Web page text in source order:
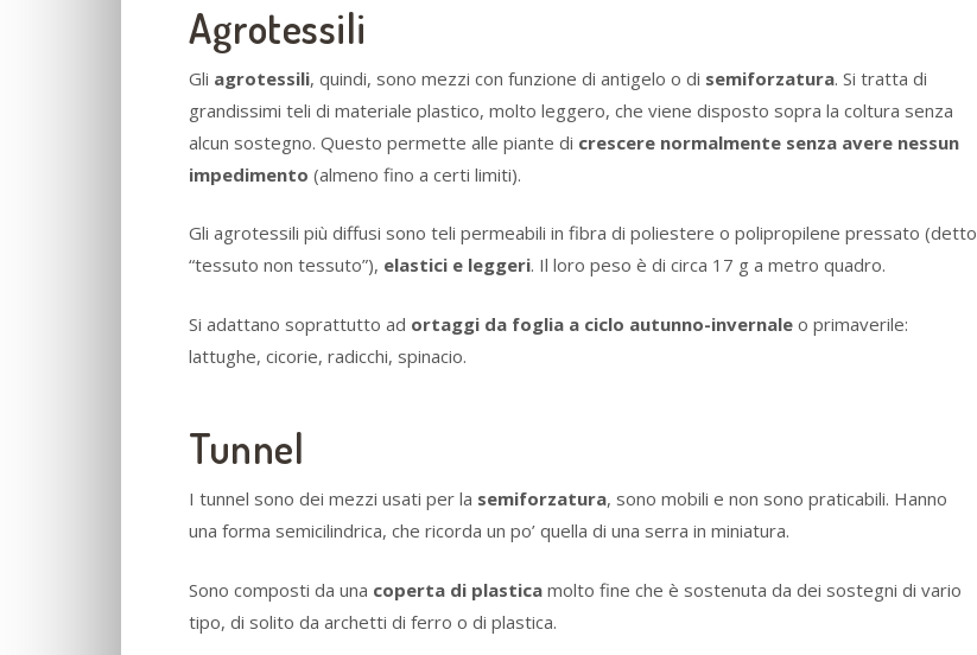
Agrotessili
Gli agrotessili, quindi, sono mezzi con funzione di antigelo o di semiforzatura. Si tratta di
grandissimi teli di materiale plastico, molto leggero, che viene disposto sopra la coltura senza
alcun sostegno. Questo permette alle piante di crescere normalmente senza avere nessun
impedimento (almeno fino a certi limiti).
Gli agrotessili più diffusi sono teli permeabili in fibra di poliestere o polipropilene pressato (detto
“tessuto non tessuto”), elastici e leggeri. Il loro peso è di circa 17 g a metro quadro.
Si adattano soprattutto ad ortaggi da foglia a ciclo autunno-invernale o primaverile:
lattughe, cicorie, radicchi, spinacio.
Tunnel
I tunnel sono dei mezzi usati per la semiforzatura, sono mobili e non sono praticabili. Hanno
una forma semicilindrica, che ricorda un po’ quella di una serra in miniatura.
Sono composti da una coperta di plastica molto fine che è sostenuta da dei sostegni di vario
tipo, di solito da archetti di ferro o di plastica.